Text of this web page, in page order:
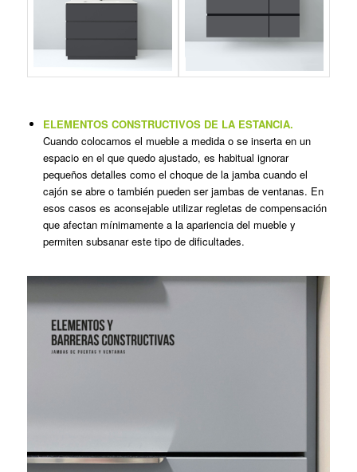
ELEMENTOS CONSTRUCTIVOS DE LA ESTANCIA.
Cuando colocamos el mueble a medida o se inserta en un
espacio en el que quedo ajustado, es habitual ignorar
pequeños detalles como el choque de la jamba cuando el
cajón se abre o también pueden ser jambas de ventanas. En
esos casos es aconsejable utilizar regletas de compensación
que afectan mínimamente a la apariencia del mueble y
permiten subsanar este tipo de dificultades.